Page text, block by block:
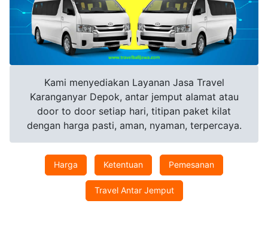
Kami menyediakan Layanan Jasa Travel
Karanganyar Depok, antar jemput alamat atau
door to door setiap hari, titipan paket kilat
dengan harga pasti, aman, nyaman, terpercaya.
Harga Ketentuan Pemesanan
Travel Antar Jemput